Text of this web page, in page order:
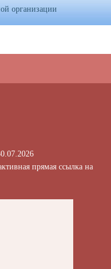
организации
прямая ссылка на